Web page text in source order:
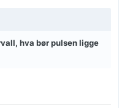
hva bør pulsen ligge